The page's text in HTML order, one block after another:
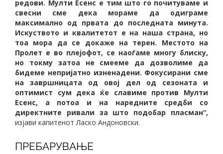
редови. Мулти Есенс е тим што го почитуваме и
свесни сме дека мораме да одиграме
максимално од првата до последната минута.
Искуството и квалитетот е на наша страна, но
тоа мора да се докаже на терен. Местото на
Пролет е во плејофот, се наоѓаме многу блиску,
но токму затоа не смееме да дозволиме да
бидеме непријатно изненадени. Фокусирани сме
на завршницата од овој дел од сезоната и
оптимист сум дека ќе славиме против Мулти
Есенс, а потоа и на наредните средби со
директните ривали за што подобар пласман“,
изјави капитенот Ласко Андоновски.
ПРЕБАРУВАЊЕ